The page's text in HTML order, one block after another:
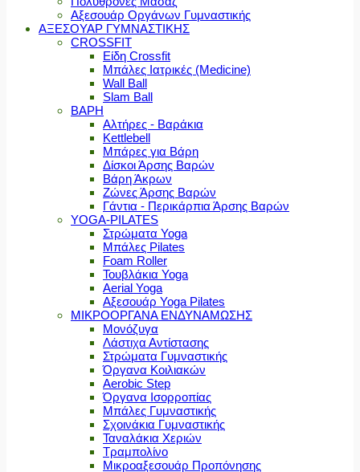
Αξεσουάρ Οργάνων Γυμναστικής
ΑΞΕΣΟΥΑΡ ΓΥΜΝΑΣΤΙΚΗΣ
CROSSFIT
Είδη Crossfit
Μπάλες Ιατρικές (Medicine)
Wall Ball
Slam Ball
ΒΑΡΗ
Αλτήρες - Βαράκια
Kettlebell
Μπάρες για Βάρη
Δίσκοι Άρσης Βαρών
Βάρη Άκρων
Ζώνες Άρσης Βαρών
Γάντια - Περικάρπια Άρσης Βαρών
YOGA-PILATES
Στρώματα Yoga
Μπάλες Pilates
Foam Roller
Τουβλάκια Yoga
Aerial Yoga
Αξεσουάρ Yoga Pilates
ΜΙΚΡΟΟΡΓΑΝΑ ΕΝΔΥΝΑΜΩΣΗΣ
Μονόζυγα
Λάστιχα Αντίστασης
Στρώματα Γυμναστικής
Όργανα Κοιλιακών
Aerobic Step
Όργανα Ισορροπίας
Μπάλες Γυμναστικής
Σχοινάκια Γυμναστικής
Ταναλάκια Χεριών
Τραμπολίνο
Μικροαξεσουάρ Προπόνησης